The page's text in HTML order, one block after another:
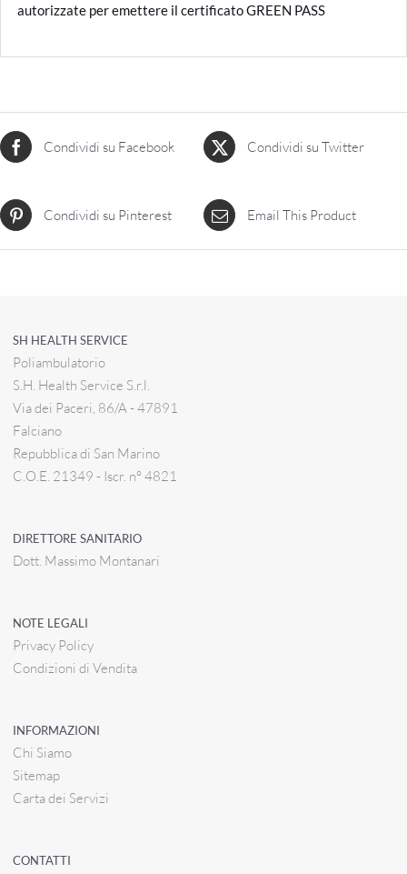
autorizzate per emettere il certificato GREEN PASS
Condividi su Facebook Condividi su Twitter
Condividi su Pinterest Email This Product
SH HEALTH SERVICE
Poliambulatorio
S.H. Health Service S.r.l.
Via dei Paceri, 86/A - 47891
Falciano
Repubblica di San Marino
C.O.E. 21349 - Iscr. n° 4821
DIRETTORE SANITARIO
Dott. Massimo Montanari
NOTE LEGALI
Privacy Policy
Condizioni di Vendita
INFORMAZIONI
Chi Siamo
Sitemap
Carta dei Servizi
CONTATTI